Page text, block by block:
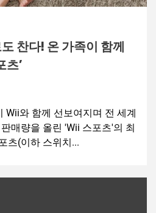
찬다! 온 가족이 함께
츠’
Wii와 함께 선보여지며 전 세계
매량을 올린 'Wii 스포츠'의 최
츠(이하 스위치...